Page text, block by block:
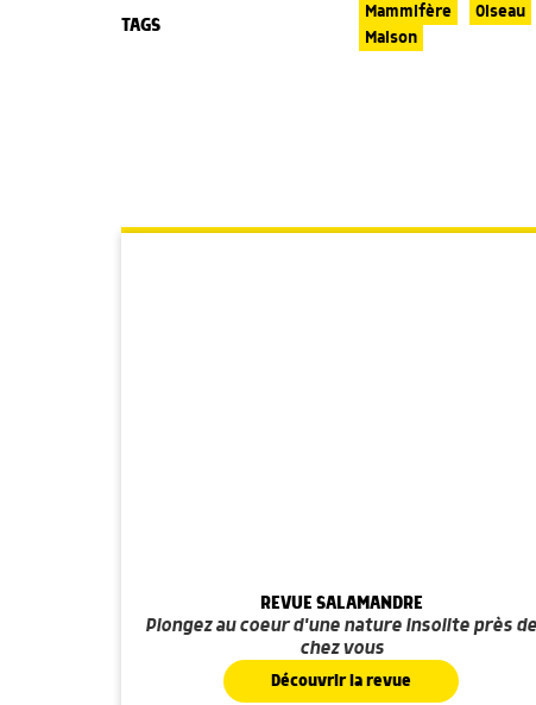
TAGS
Mammifère Oiseau
Maison
REVUE SALAMANDRE
Plongez au coeur d'une nature insolite près de
chez vous
Découvrir la revue